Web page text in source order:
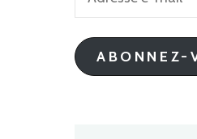
mail
ABONNEZ-